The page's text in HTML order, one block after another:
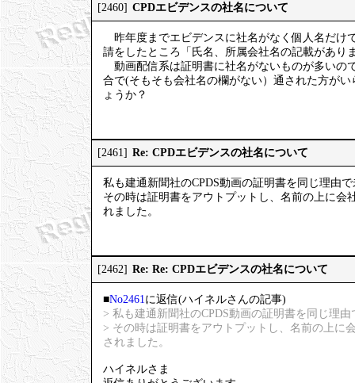
[2460] CPDエビデンスの社名について
昨年度までエビデンスに社名がなく個人名だけ
請をしたところ「氏名、所属会社名の記載があり
動画配信系は証明書に社名がないものが多いの
合で(そもそも会社名の欄がない）通された方が
ょうか？
[2461] Re: CPDエビデンスの社名について
私も建通新聞社のCPDS動画の証明書を同じ理由
その時は証明書をアウトプットし、名前の上に
れました。
[2462] Re: Re: CPDエビデンスの社名について
■No2461に返信(ハイネルさんの記事)
> 私も建通新聞社のCPDS動画の証明書を同じ理
> その時は証明書をアウトプットし、名前の上に
されました。
ハイネルさま